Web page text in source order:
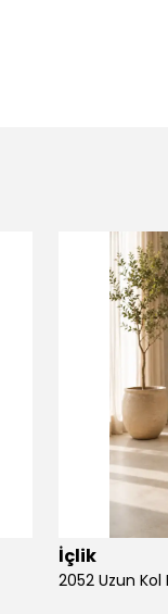
İçlik
2052 Uzun Kol